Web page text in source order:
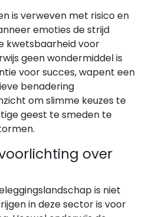
is verweven met risico en
emoties de strijd
kwetsbaarheid voor
geen wondermiddel is
voor succes, wapent een
benadering
om slimme keuzes te
geest te smeden te
over
is niet
in deze sector is voor